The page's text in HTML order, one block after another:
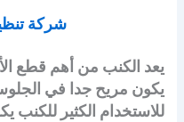
شركة
يعد الكنب من أهم قطع
يكون مريح جدا في
للاستخدام الكثير للكنب